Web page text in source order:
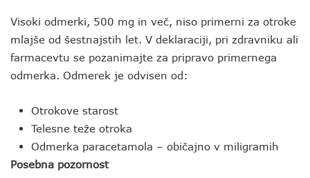
Visoki odmerki, 500 mg in več, niso primerni za otroke
mlajše od šestnajstih let. V deklaraciji, pri zdravniku ali
farmacevtu se pozanimajte za pripravo primernega
odmerka. Odmerek je odvisen od:
Otrokove starost
Telesne teže otroka
Odmerka paracetamola – običajno v miligramih
Posebna pozornost